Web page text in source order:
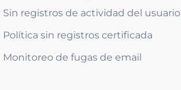
Sin registros de actividad del usuario
Política sin registros certificada
Monitoreo de fugas de email